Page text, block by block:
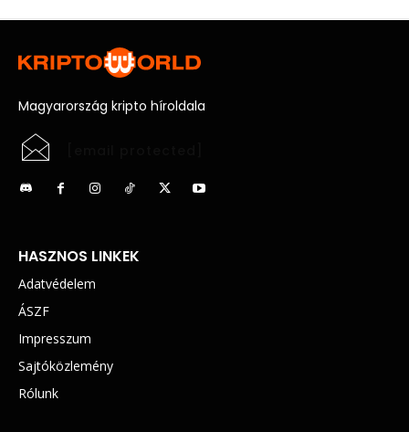
Magyarország kripto híroldala
HASZNOS LINKEK
Adatvédelem
ÁSZF
Impresszum
Sajtóközlemény
Rólunk